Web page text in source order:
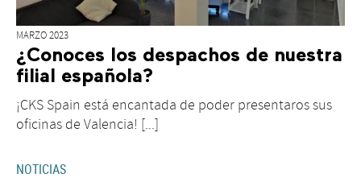
MARZO 2023
¿Conoces los despachos de nuestra
filial española?
¡CKS Spain está encantada de poder presentaros sus
oficinas de Valencia! [...]
NOTICIAS